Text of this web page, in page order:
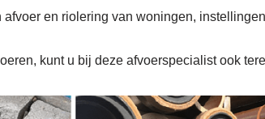
en riolering van woningen,
kunt u bij deze afvoerspecialist ook